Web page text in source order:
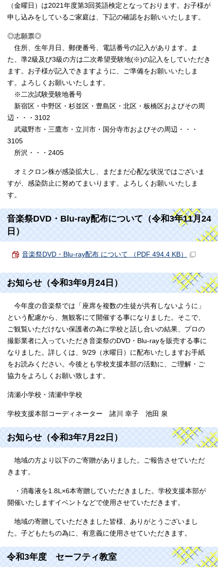
（金曜日）は2021年度第3回英語検定となっております。お子様が
申し込みをしているご家庭は、下記の確認をお願いいたします。
◎志願票◎
住所、生年月日、郵便番号、電話番号の記入があります。ま
た、準2級及び3級の方は二次希望受験地(※)の記入をしていただき
ます。お子様が記入できますように、ご準備をお願いいたしま
す。よろしくお願いいたします。
※二次試験受験地番号
新宿区・中野区・杉並区・豊島区・北区・板橋区およびその周
辺・・・3102
武蔵野市・三鷹市・立川市・国分寺市およびその周辺・・・
3105
所沢・・・2405
オミクロン株が感染拡大し、まだまだ心配な状況ではございま
すが、感染防止に努めてまいります。よろしくお願いいたしま
す。
音楽祭DVD・Blu-ray配布について（令和3年11月24
日）
音楽祭DVD・Blu-ray配布 について （PDF 494.4 KB）
お知らせ（令和3年9月24日）
今年度の音楽祭では「座席を複数の生徒が共有しないように」
という配慮から、無観客にて開催する事になりました。そこで、
ご観覧いただけない保護者の為に学校と話し合いの結果、プロの
撮影業者に入っていただき音楽祭のDVD・Blu-rayを販売する事に
なりました。詳しくは、9/29（水曜日）に配布いたしますお手紙
をお読みください。今後とも学校支援本部の活動に、ご理解・ご
協力をよろしくお願い致します。
清瀬小学校・清瀬中学校
学校支援本部コーディネーター 諸川 幸子 池田 泉
お知らせ（令和3年7月22日）
地域の方より以下のご寄贈がありました。ご報告させていただ
きます。
・消毒液を1.8L×6本寄贈していただきました。学校支援本部が
開催いたしますイベントなどで使用させていただきます。
地域の寄贈していただきました皆様、ありがとうございまし
た。子どもたちの為に、有意義に使用させていただきます。
令和3年度 セーフティ教室